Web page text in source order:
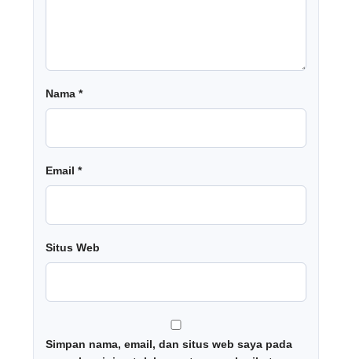
Nama *
Email *
Situs Web
Simpan nama, email, dan situs web saya pada